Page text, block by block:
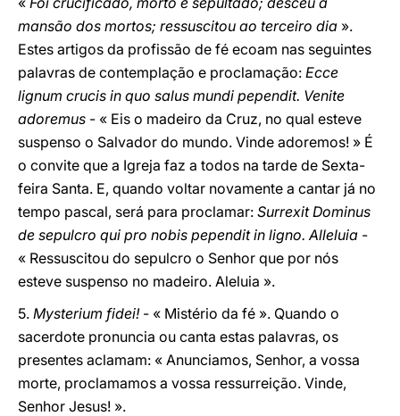
mansão dos mortos; ressuscitou ao terceiro dia ».
Estes artigos da profissão de fé ecoam nas seguintes
palavras de contemplação e proclamação: Ecce
lignum crucis in quo salus mundi pependit. Venite
adoremus - « Eis o madeiro da Cruz, no qual esteve
suspenso o Salvador do mundo. Vinde adoremos! » É
o convite que a Igreja faz a todos na tarde de Sexta-
feira Santa. E, quando voltar novamente a cantar já no
tempo pascal, será para proclamar: Surrexit Dominus
de sepulcro qui pro nobis pependit in ligno. Alleluia -
« Ressuscitou do sepulcro o Senhor que por nós
esteve suspenso no madeiro. Aleluia ».
5. Mysterium fidei!- « Mistério da fé ». Quando o
sacerdote pronuncia ou canta estas palavras, os
presentes aclamam: « Anunciamos, Senhor, a vossa
morte, proclamamos a vossa ressurreição. Vinde,
Senhor Jesus! ».